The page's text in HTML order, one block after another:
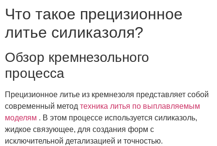
Что такое прецизионное
литье силиказоля?
Обзор кремнезольного
процесса
Прецизионное литье из кремнезоля представляет собой
современный метод техника литья по выплавляемым
моделям . В этом процессе используется силиказоль,
жидкое связующее, для создания форм с
исключительной детализацией и точностью.